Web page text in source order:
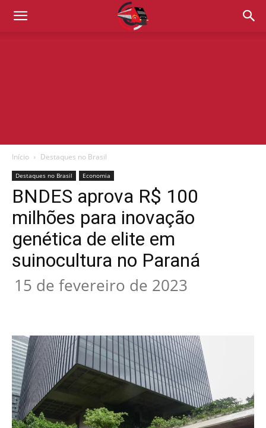
Início Destaques no Brasil
Destaques no Brasil Economia
BNDES aprova R$ 100
milhões para inovação
genética de elite em
suinocultura no Paraná
15 de fevereiro de 2023